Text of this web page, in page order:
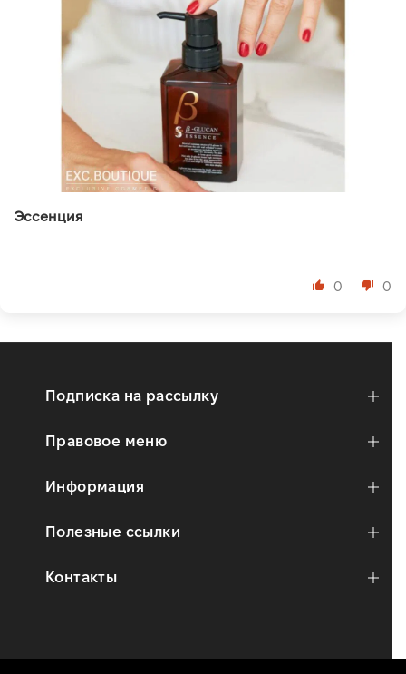
Эссенция
0 0
Подписка на рассылку
Правовое меню
Информация
Полезные ссылки
Контакты